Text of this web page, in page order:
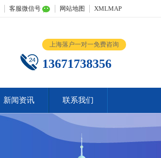
客服微信号 网站地图 XMLMAP
上海落户一对一免费咨询
13671738356
新闻资讯 联系我们